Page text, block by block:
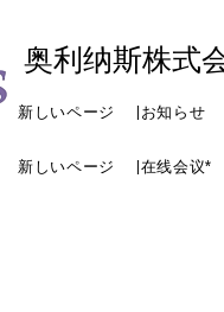
奥利纳斯株式
新しいページ |お知らせ
新しいページ |在线会议*